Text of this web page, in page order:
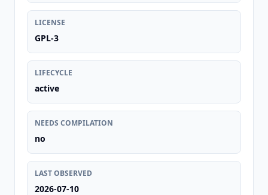
LICENSE
GPL-3
LIFECYCLE
active
NEEDS COMPILATION
no
LAST OBSERVED
2026-07-10